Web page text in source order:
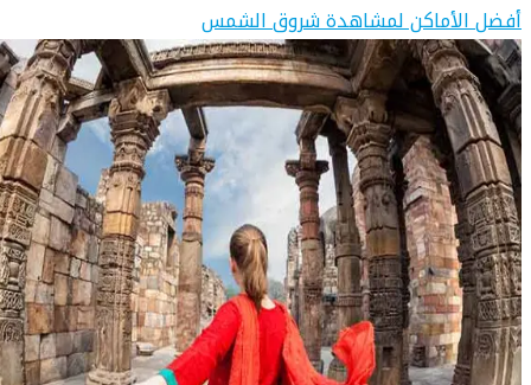
أفضل الأماكن لمشاهدة شروق الشمس